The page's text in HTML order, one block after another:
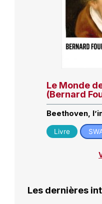
Le Monde
(Bernard
Beethoven,
Livre
Les dernières